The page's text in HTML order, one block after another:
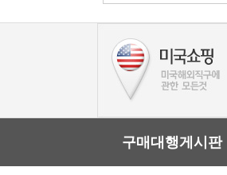
구매대행게시판